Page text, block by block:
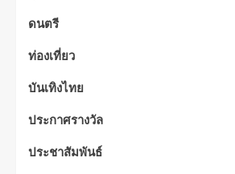
ดนตรี
ท่องเที่ยว
บันเทิงไทย
ประกาศรางวัล
ประชาสัมพันธ์